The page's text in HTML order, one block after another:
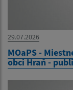
29.07.2026
MOaPS -
obci Hraň -